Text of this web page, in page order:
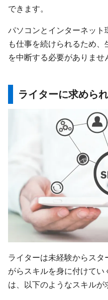
できます。
パソコンとインターネッ
も仕事を続けられるため
を中断する必要がありませ
ライターに求めら
ライターは未経験からス
がらスキルを身に付けてい
は、以下のようなスキルが